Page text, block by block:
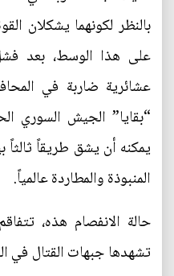
بالنظر لكونهما يشكلان
على هذا الوسط، بعد
عشائرية ضاربة في
“بقايا” الجيش السوري
يمكنه أن يشق طريقاً ثالثاً
المنبوذة والمطاردة عالمياً.
حالة الانفصام هذه،
تشهدها جبهات القتال في